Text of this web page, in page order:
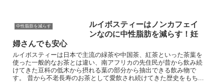
中性脂肪を減らす
ルイボスティーはノンカフェイ
ンなのに中性脂肪を減らす！妊
婦さんでも安心
ルイボスティーは日本で主流の緑茶や中国茶、紅茶といった茶葉を
使った一般的なお茶とは違い、南アフリカの先住民が昔から飲み続
けてきた豆科の低木から摂れる葉の部分から抽出できる飲み物で
す。 昔から不老長寿のお茶として愛飲され続けてきた歴史をもち...